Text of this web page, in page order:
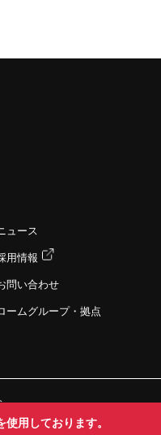
ュース
用情報
問い合わせ
ームグループ・拠点
用しております。